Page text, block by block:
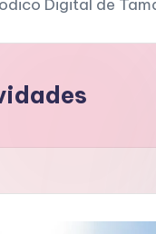
Digital de